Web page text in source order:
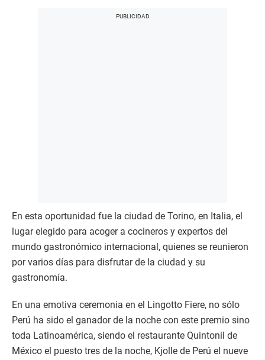
En esta oportunidad fue la ciudad de Torino, en Italia, el
lugar elegido para acoger a cocineros y expertos del
mundo gastronómico internacional, quienes se reunieron
por varios días para disfrutar de la ciudad y su
gastronomía.
En una emotiva ceremonia en el Lingotto Fiere, no sólo
Perú ha sido el ganador de la noche con este premio sino
toda Latinoamérica, siendo el restaurante Quintonil de
México el puesto tres de la noche, Kjolle de Perú el nueve